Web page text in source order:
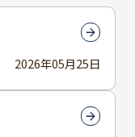
2026年05月25日